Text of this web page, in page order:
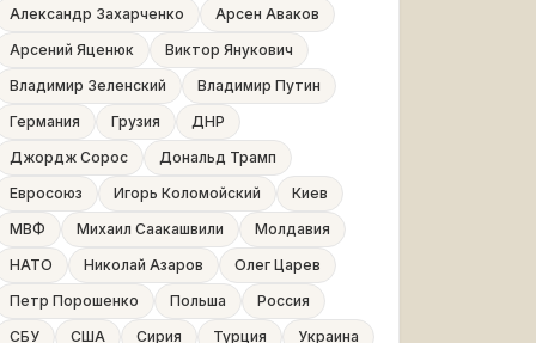
Александр Захарченко
Арсен Аваков
Арсений Яценюк
Виктор Янукович
Владимир Зеленский
Владимир Путин
Германия
Грузия
ДНР
Джордж Сорос
Дональд Трамп
Евросоюз
Игорь Коломойский
Киев
МВФ
Михаил Саакашвили
Молдавия
НАТО
Николай Азаров
Олег Царев
Петр Порошенко
Польша
Россия
СБУ
США Сирия Турция Украина